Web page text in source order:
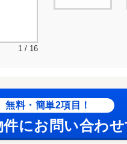
1 / 16
無料・簡単2項目！
件にお問い合わ